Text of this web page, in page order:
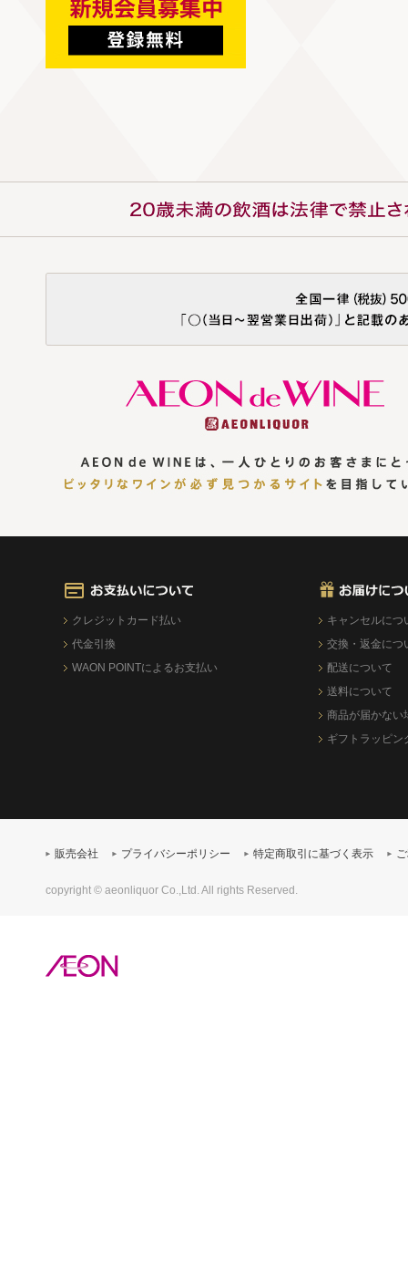
クレジットカード払い
代金引換
WAON POINTによるお支払い
キャンセルにつ
交換・返金につ
配送について
送料について
商品が届かない
ギフトラッピン
販売会社 プライバシーポリシー 特定商取引に基づく表示
copyright © aeonliquor Co.,Ltd. All rights Reserved.